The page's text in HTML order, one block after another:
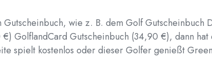
wie z. B. dem Golf Gutscheinbuch
GolflandCard Gutscheinbuch (34,90 €), dann
spielt kostenlos oder dieser Golfer genießt